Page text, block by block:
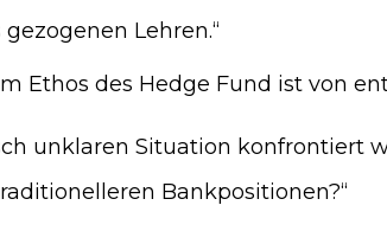
Lehren.“
Ethos des Hedge Fund ist von
unklaren Situation konfrontiert
Bankpositionen?“